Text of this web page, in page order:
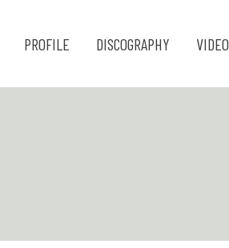
PROFILE DISCOGRAPHY VIDEO